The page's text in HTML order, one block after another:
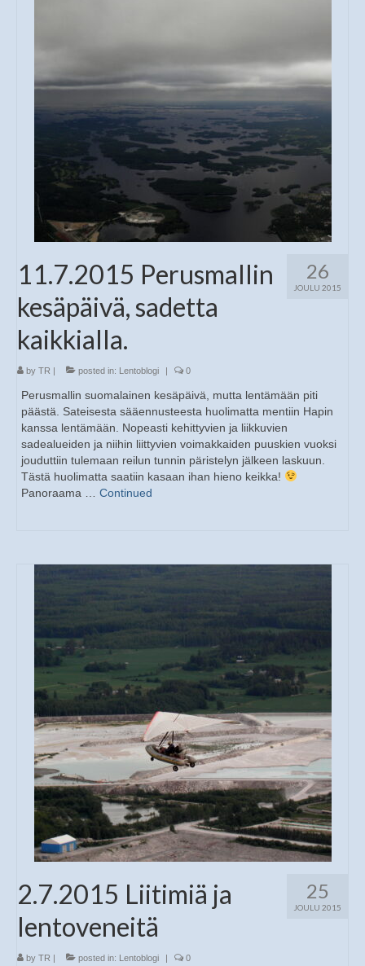
26
JOULU 2015
11.7.2015 Perusmallin
kesäpäivä, sadetta
kaikkialla.
by TR | posted in: Lentoblogi | 0
Perusmallin suomalainen kesäpäivä, mutta lentämään piti
päästä. Sateisesta sääennusteesta huolimatta mentiin Hapin
kanssa lentämään. Nopeasti kehittyvien ja liikkuvien
sadealueiden ja niihin liittyvien voimakkaiden puuskien vuoksi
jouduttiin tulemaan reilun tunnin päristelyn jälkeen laskuun.
Tästä huolimatta saatiin kasaan ihan hieno keikka!
Panoraama … Continued
25
JOULU 2015
2.7.2015 Liitimiä ja
lentoveneitä
by TR | posted in: Lentoblogi | 0